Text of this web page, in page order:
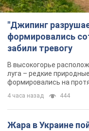
"Джипинг
формировались
забили тревогу
В высокогорье
луга – редкие
формировались на
4 часа назад 444
Жара в Украине